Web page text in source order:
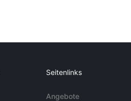
Seitenlinks
Angebote